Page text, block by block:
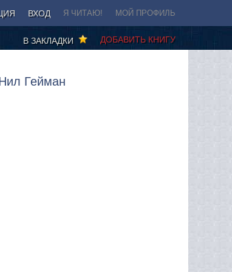
ВХОД Я ЧИТАЮ! МОЙ ПРОФИЛЬ
ДОБАВИТЬ КНИГУ
В ЗАКЛАДКИ
Гейман